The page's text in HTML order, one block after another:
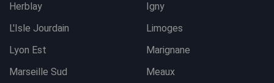
Herblay
Igny
L'Isle Jourdain
Limoges
Lyon Est
Marignane
Marseille Sud
Meaux